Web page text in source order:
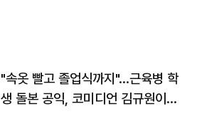
"속옷 빨고 졸업식까지"…근육병 학
생 돌본 공익, 코미디언 김규원이었